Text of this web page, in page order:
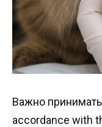
Важно
accordance with